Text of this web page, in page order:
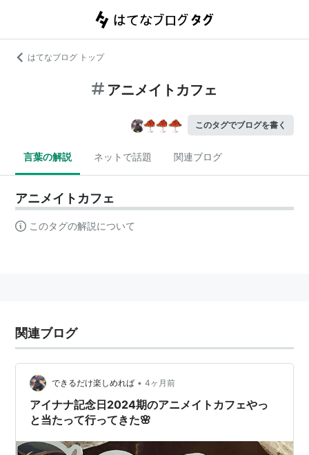
はてなブログ トップ
アニメイトカフェ
このタグでブログを書く
言葉の解説 ネットで話題 関連ブログ
アニメイトカフェ
このタグの解説について
関連ブログ
できるだけ楽しめれば • 4ヶ月前
アイナナ記念日2024期のアニメイトカフェやっ
と当たって行ってきた🌸